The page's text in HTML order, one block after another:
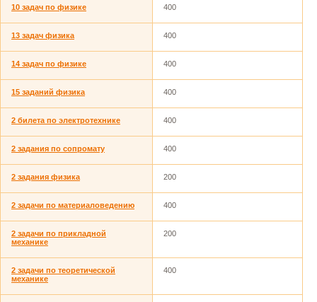
10 задач по физике 400
13 задач физика 400
14 задач по физике 400
15 заданий физика 400
2 билета по электротехнике 400
2 задания по сопромату 400
2 задания физика 200
2 задачи по материаловедению 400
2 задачи по прикладной
механике
200
2 задачи по теоретической
механике
400